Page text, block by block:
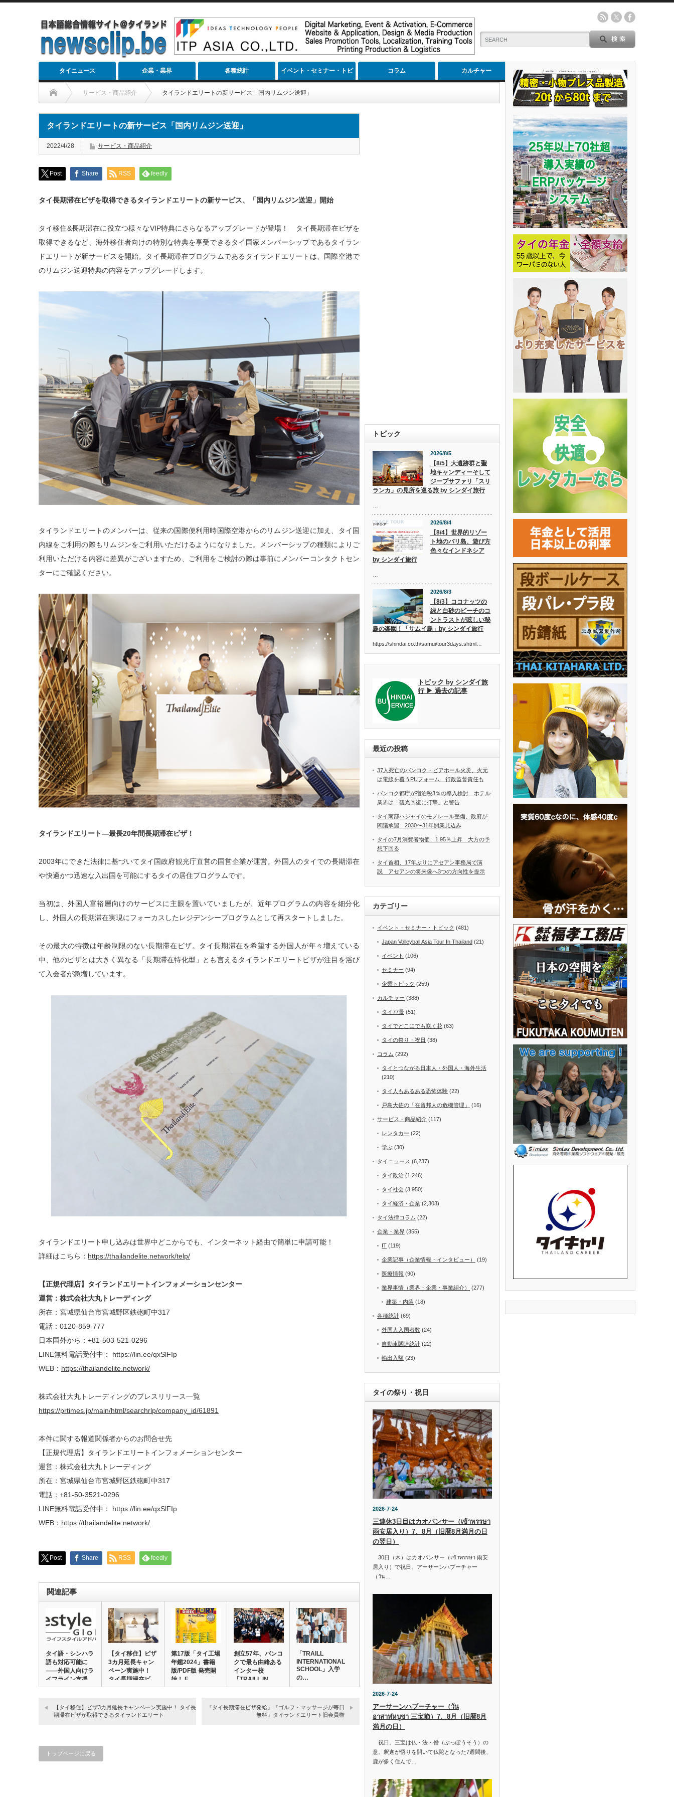
タイニュース 企業・業界 各種統計 イベント・セミナー・トピ コラム カルチャー
サービス・商品紹介 タイランドエリートの新サービス「国内リムジン送迎」
タイランドエリートの新サービス「国内リムジン送迎」
2022/4/28 サービス・商品紹介
Post Share RSS feedly
タイ⻑期滞在ビザを取得できるタイランドエリートの新サービス、「国内リムジン送迎」開始
タイ移住&⻑期滞在に役⽴つ様々なVIP特典にさらなるアップグレードが登場！ タイ⻑期滞在ビザを
取得できるなど、海外移住者向けの特別な特典を享受できるタイ国家メンバーシップであるタイラン
ドエリートが新サービスを開始。タイ⻑期滞在プログラムであるタイランドエリートは、国際空港で
のリムジン送迎特典の内容をアップグレードします。
タイランドエリートのメンバーは、従来の国際便利⽤時国際空港からのリムジン送迎に加え、タイ国
内線をご利⽤の際もリムジンをご利⽤いただけるようになりました。メンバーシップの種類によりご
利⽤いただける内容に差異がございますため、ご利⽤をご検討の際は事前にメンバーコンタクトセン
ターにご確認ください。
タイランドエリート—最⻑20年間⻑期滞在ビザ！
2003年にできた法律に基づいてタイ国政府観光庁直営の国営企業が運営。外国⼈のタイでの⻑期滞在
や快適かつ迅速な⼊出国を可能にするタイの居住プログラムです。
当初は、外国⼈富裕層向けのサービスに主眼を置いていましたが、近年プログラムの内容を細分化
し、外国⼈の⻑期滞在実現にフォーカスしたレジデンシープログラムとして再スタートしました。
その最⼤の特徴は年齢制限のない⻑期滞在ビザ。タイ⻑期滞在を希望する外国⼈が年々増えている
中、他のビザとは⼤きく異なる「⻑期滞在特化型」とも⾔えるタイランドエリートビザが注⽬を浴び
て⼊会者が急増しています。
タイランドエリート申し込みは世界中どこからでも、インターネット経由で簡単に申請可能！
詳細はこちら： https://thailandelite.network/telp/
【正規代理店】タイランドエリートインフォメーションセンター
運営：株式会社⼤丸トレーディング
所在：宮城県仙台市宮城野区鉄砲町中317
電話：0120-859-777
⽇本国外から：+81-503-521-0296
LINE無料電話受付中： https://lin.ee/qxSlFIp
WEB： https://thailandelite.network/
株式会社⼤丸トレーディングのプレスリリース⼀覧
https://prtimes.jp/main/html/searchrlp/company_id/61891
本件に関する報道関係者からのお問合せ先
【正規代理店】タイランドエリートインフォメーションセンター
運営：株式会社⼤丸トレーディング
所在：宮城県仙台市宮城野区鉄砲町中317
電話：+81-50-3521-0296
LINE無料電話受付中： https://lin.ee/qxSlFIp
WEB： https://thailandelite.network/
Post Share RSS feedly
関連記事
タイ語・シンハラ
語も対応可能に
――外国人向けラ
イフライン支援
『L…
【タイ移住】ビザ
3カ⽉延⻑キャン
ペーン実施中！
タイ⻑期滞在ビ
ザ…
第17版「タイ工場
年鑑2024」書籍
版/PDF版 発売開
始！ F…
創立57年、バンコ
クで最も由緒ある
インター校
「TRAILL IN…
「TRAILL
INTERNATIONAL
SCHOOL」入学
の…
【タイ移住】ビザ3カ⽉延⻑キャンペーン実施中！ タイ⻑
期滞在ビザが取得できるタイランドエリート
『タイ長期滞在ビザ発給』『ゴルフ・マッサージが毎日
無料』タイランドエリート旧会員権
トップページに戻る
トピック
2026/8/5
【8/5】大遺跡群と聖
地キャンディーそして
ジープサファリ「スリ
ランカ」の見所を巡る旅 by シンダイ旅行
2026/8/4
【8/4】世界的リゾー
ト地のバリ島、遊び方
色々なインドネシア
by シンダイ旅行
2026/8/3
【8/3】ココナッツの
緑と白砂のビーチのコ
ントラストが眩しい秘
島の楽園！「サムイ島」by シンダイ旅行
https://shindai.co.th/samui/tour3days.shtml…
トピック by シンダイ旅
行 ▶ 過去の記事
最近の投稿
37人死亡のバンコク・ビアホール火災、火元
は電線を覆うPUフォーム 行政監督責任も
バンコク都庁が宿泊税3％の導入検討 ホテル
業界は「観光回復に打撃」と警告
タイ南部ハジャイのモノレール整備、政府が
閣議承認 2030〜31年開業見込み
タイの7月消費者物価、1.95％上昇 大方の予
想下回る
タイ首相、17年ぶりにアセアン事務局で演
説 アセアンの将来像へ3つの方向性を提示
カテゴリー
イベント・セミナー・トピック (481)
Japan Volleyball Asia Tour In Thailand (21)
イベント (106)
セミナー (94)
企業トピック (259)
カルチャー (388)
タイ77景 (51)
タイでどこにでも咲く花 (63)
タイの祭り・祝日 (38)
コラム (292)
タイとつながる日本人・外国人・海外生活
(210)
タイ人もあるある恐怖体験 (22)
戸島大佐の「在留邦人の危機管理」 (16)
サービス・商品紹介 (117)
レンタカー (22)
学ぶ (30)
タイニュース (6,237)
タイ政治 (1,246)
タイ社会 (3,950)
タイ経済・企業 (2,303)
タイ法律コラム (22)
企業・業界 (355)
IT (119)
企業記事（企業情報・インタビュー） (19)
医療情報 (90)
業界事情（業界・企業・事業紹介） (277)
建築・内装 (18)
各種統計 (69)
外国人入国者数 (24)
自動車関連統計 (22)
輸出入額 (23)
タイの祭り・祝日
2026-7-24
三連休3日目はカオパンサー（เข้าพรรษา
雨安居入り）7、8月（旧暦8月満月の日
の翌日）
30日（木）はカオパンサー（เข้าพรรษา 雨安
居入り）で祝日。アーサーンハブーチャー
（วัน…
2026-7-24
アーサーンハブーチャー（วัน
อาสาฬหบูชา 三宝節）7、8月（旧暦8月
満月の日）
祝日。三宝は仏・法・僧（ぶっぽうそう）の
意。釈迦が悟りを開いて仏陀となった7週間後、
鹿が多く住んで…